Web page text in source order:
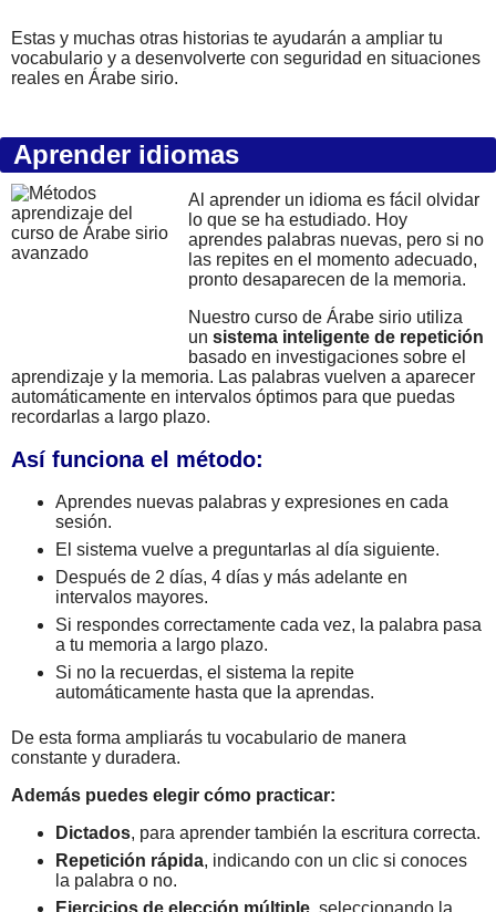
Estas y muchas otras historias te ayudarán a ampliar tu
vocabulario y a desenvolverte con seguridad en situaciones
reales en Árabe sirio.
Aprender idiomas
Al aprender un idioma es fácil olvidar
lo que se ha estudiado. Hoy
aprendes palabras nuevas, pero si no
las repites en el momento adecuado,
pronto desaparecen de la memoria.
Nuestro curso de Árabe sirio utiliza
un sistema inteligente de repetición
basado en investigaciones sobre el
aprendizaje y la memoria. Las palabras vuelven a aparecer
automáticamente en intervalos óptimos para que puedas
recordarlas a largo plazo.
Así funciona el método:
Aprendes nuevas palabras y expresiones en cada
sesión.
El sistema vuelve a preguntarlas al día siguiente.
Después de 2 días, 4 días y más adelante en
intervalos mayores.
Si respondes correctamente cada vez, la palabra pasa
a tu memoria a largo plazo.
Si no la recuerdas, el sistema la repite
automáticamente hasta que la aprendas.
De esta forma ampliarás tu vocabulario de manera
constante y duradera.
Además puedes elegir cómo practicar:
Dictados, para aprender también la escritura correcta.
Repetición rápida, indicando con un clic si conoces
la palabra o no.
Ejercicios de elección múltiple , seleccionando la